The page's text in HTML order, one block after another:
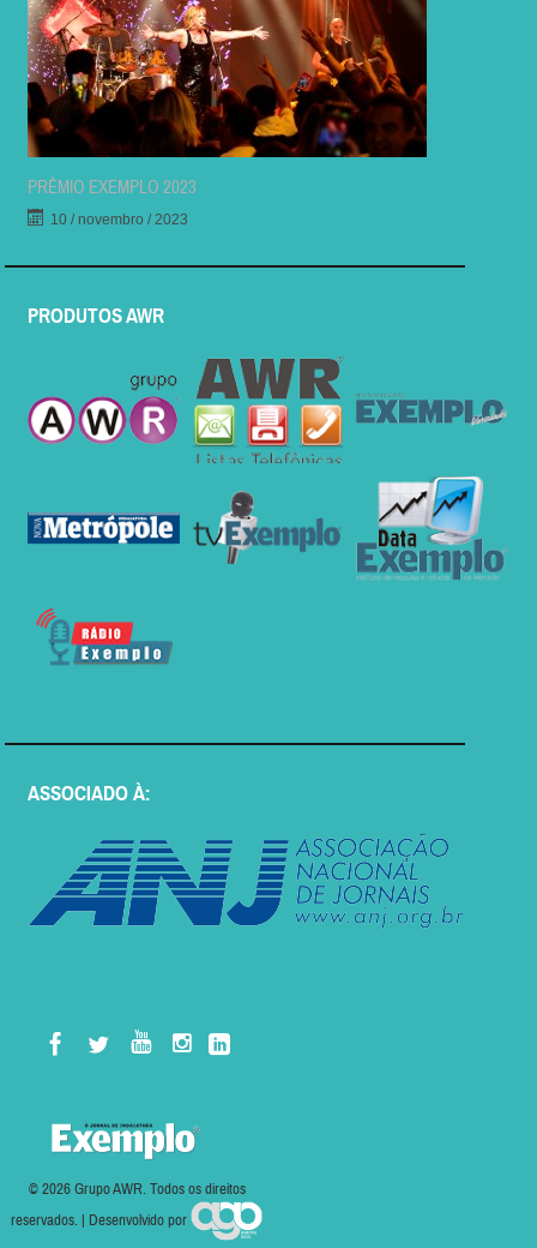
PRÊMIO EXEMPLO 2023
10 / novembro / 2023
PRODUTOS AWR
ASSOCIADO À:
© 2026 Grupo AWR. Todos os direitos
reservados. | Desenvolvido por